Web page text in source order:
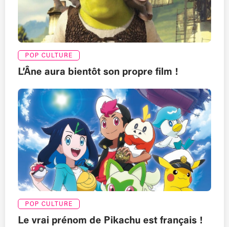
POP CULTURE
L’Âne aura bientôt son propre film !
POP CULTURE
Le vrai prénom de Pikachu est français !